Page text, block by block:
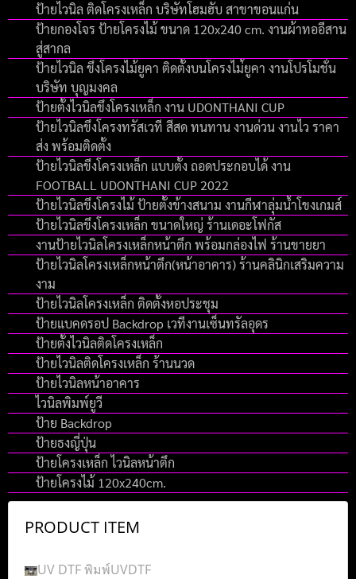
ป้ายไวนิล ติดโครงเหล็ก บริษัทโฮมฮับ สาขาขอนแก่น
ป้ายกองโจร ป้ายโครงไม้ ขนาด 120x240 cm. งานผ้าทออีสาน
สู่สากล
ป้ายไวนิล ขึงโครงไม้ยูคา ติดตั้งบนโครงไม่้ยูคา งานโปรโมชั่น
บริษัท บุญมงคล
ป้ายตั้งไวนิลขึงโครงเหล็ก งาน UDONTHANI CUP
ป้ายไวนิลขึงโครงทรัสเวที สีสด ทนทาน งานด่วน งานไว ราคา
ส่ง พร้อมติดตั้ง
ป้ายไวนิลขึงโครงเหล็ก แบบตั้ง ถอดประกอบได้ งาน
FOOTBALL UDONTHANI CUP 2022
ป้ายไวนิลขึงโครงไม้ ป้ายตั้งข้างสนาม งานกีฬาลุ่มน้ำโขงเกมส์
ป้ายไวนิลขึงโครงเหล็ก ขนาดใหญ่ ร้านเดอะโฟกัส
งานป้ายไวนิลโครงเหล็กหน้าตึก พร้อมกล่องไฟ ร้านขายยา
ป้ายไวนิลโครงเหล็กหน้าตึก(หน้าอาคาร) ร้านคลินิกเสริมความ
งาม
ป้ายไวนิลโครงเหล็ก ติดตั้งหอประชุม
ป้ายแบคดรอป Backdrop เวทีงานเซ็นทรัลอุดร
ป้ายตั้งไวนิลติดโครงเหล็ก
ป้ายไวนิลติดโครงเหล็ก ร้านนวด
ป้ายไวนิลหน้าอาคาร
ไวนิลพิมพ์ยูวี
ป้าย Backdrop
ป้ายธงญี่ปุ่น
ป้ายโครงเหล็ก ไวนิลหน้าตึก
ป้ายโครงไม้ 120x240cm.
PRODUCT ITEM
UV DTF พิมพ์UVDTF